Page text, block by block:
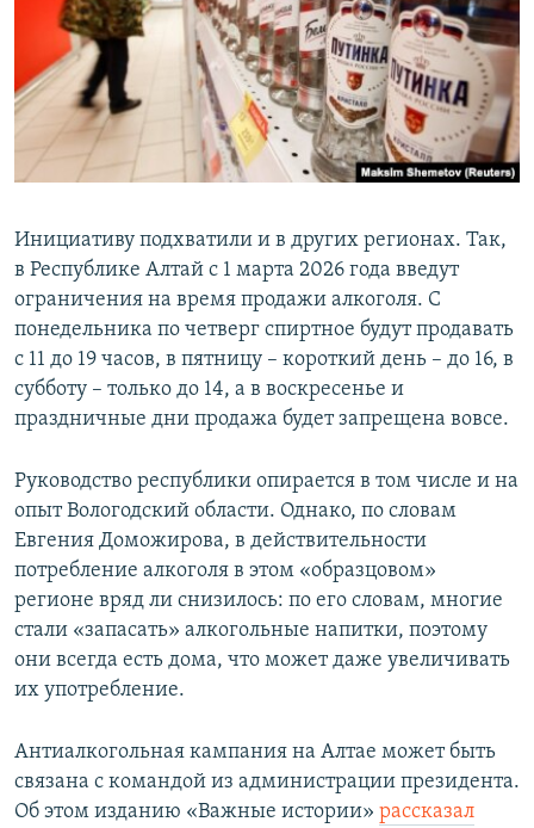
Инициативу подхватили и в других регионах. Так,
в Республике Алтай с 1 марта 2026 года введут
ограничения на время продажи алкоголя. С
понедельника по четверг спиртное будут продавать
с 11 до 19 часов, в пятницу – короткий день – до 16, в
субботу – только до 14, а в воскресенье и
праздничные дни продажа будет запрещена вовсе.
Руководство республики опирается в том числе и на
опыт Вологодский области. Однако, по словам
Евгения Доможирова, в действительности
потребление алкоголя в этом «образцовом»
регионе вряд ли снизилось: по его словам, многие
стали «запасать» алкогольные напитки, поэтому
они всегда есть дома, что может даже увеличивать
их употребление.
Антиалкогольная кампания на Алтае может быть
связана с командой из администрации президента.
Об этом изданию «Важные истории» рассказал